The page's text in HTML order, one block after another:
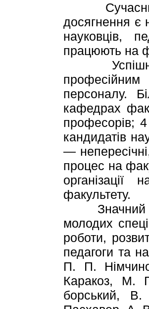
Сучасний
досягнення є
науковців,
працюють на
Успішна
професійним
персоналу.
кафедрах
професорів;
кандидатів
—
процес на
факультету.
Значний
молодих
роботи,
педагоги та
П. П.
Каракоз, М.
борський,